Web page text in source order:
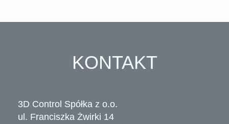
KONTAKT
3D Control Spółka z o.o.
ul. Franciszka Żwirki 14